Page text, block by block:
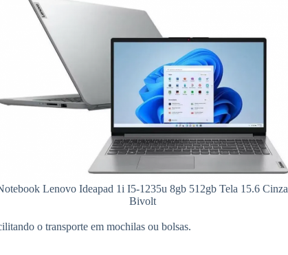
Lenovo Ideapad 1i I5-1235u 8gb 512gb Tela 15.6 Cinza
Bivolt
o transporte em mochilas ou bolsas.